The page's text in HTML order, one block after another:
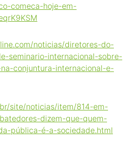
comeca-hoje-em-
noticias/diretores-do-
seminario-internacional-sobre-
conjuntura-internacional-e-
site/noticias/item/814-em-
dizem-que-quem-
pública-é-a-sociedade.html